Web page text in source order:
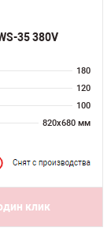
35 380V
180
120
100
820х680 мм
клик